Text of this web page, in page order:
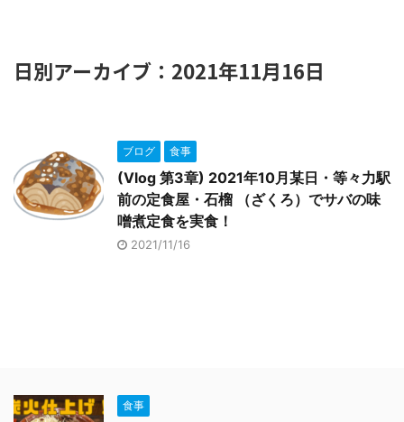
日別アーカイブ：2021年11月16日
ブログ 食事
(Vlog 第3章) 2021年10月某日・等々力駅
前の定食屋・石榴 （ざくろ）でサバの味
噌煮定食を実食！
2021/11/16
食事